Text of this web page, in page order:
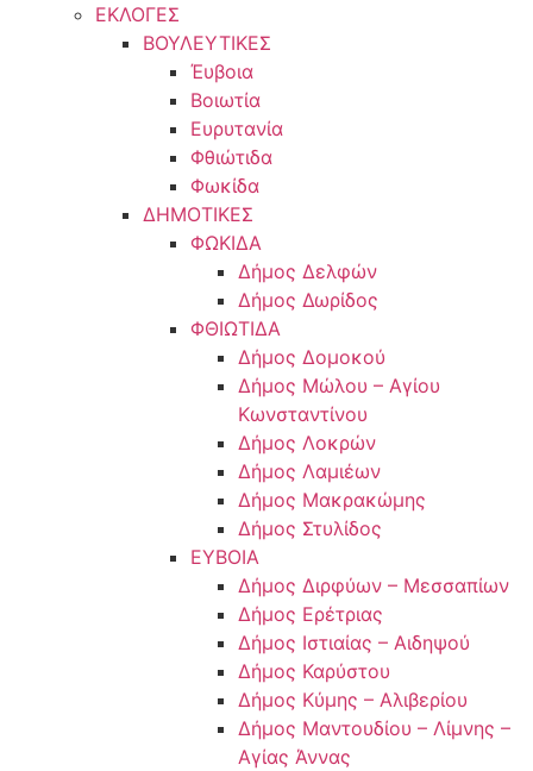
ΕΚΛΟΓΕΣ
ΒΟΥΛΕΥΤΙΚΕΣ
Έυβοια
Βοιωτία
Ευρυτανία
Φθιώτιδα
Φωκίδα
ΔΗΜΟΤΙΚΕΣ
ΦΩΚΙΔΑ
Δήμος Δελφών
Δήμος Δωρίδος
ΦΘΙΩΤΙΔΑ
Δήμος Δομοκού
Δήμος Μώλου – Αγίου
Κωνσταντίνου
Δήμος Λοκρών
Δήμος Λαμιέων
Δήμος Μακρακώμης
Δήμος Στυλίδος
ΕΥΒΟΙΑ
Δήμος Διρφύων – Μεσσαπίων
Δήμος Ερέτριας
Δήμος Ιστιαίας – Αιδηψού
Δήμος Καρύστου
Δήμος Κύμης – Αλιβερίου
Δήμος Μαντουδίου – Λίμνης –
Αγίας Άννας